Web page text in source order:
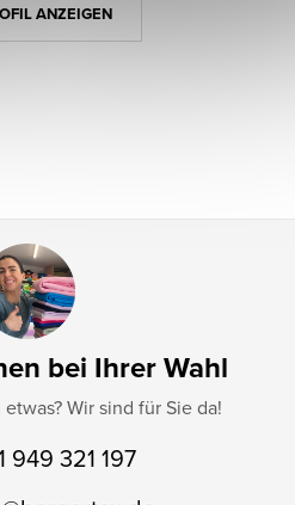
bei Ihrer Wahl
Wir sind für Sie da!
949 321 197
ANZEIGEN